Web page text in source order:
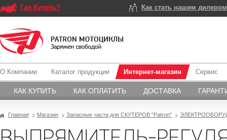
Где Купить? Как стать нашим
О Компании Каталог продукции Интернет-магазин
КАК КУПИТЬ КАК ОПЛАТИТЬ ДОСТАВКА
Сервис
Главная Магазин Запасные части для СКУТЕРОВ "Patron"